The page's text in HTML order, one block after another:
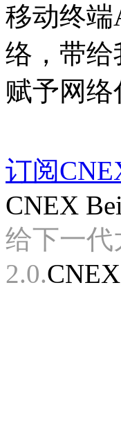
移动终端
络，带
赋予网
订阅
CNEX
给下一代
2.0.